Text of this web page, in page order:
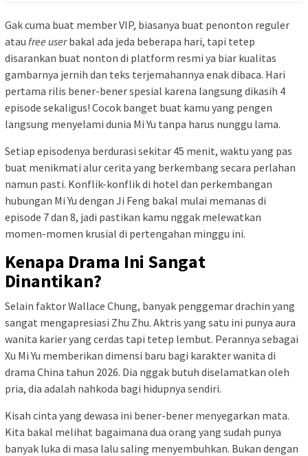
Gak cuma buat member VIP, biasanya buat penonton reguler
atau free userbakal ada jeda beberapa hari, tapi tetep
disarankan buat nonton di platform resmi ya biar kualitas
gambarnya jernih dan teks terjemahannya enak dibaca. Hari
pertama rilis bener-bener spesial karena langsung dikasih 4
episode sekaligus! Cocok banget buat kamu yang pengen
langsung menyelami dunia Mi Yu tanpa harus nunggu lama.
Setiap episodenya berdurasi sekitar 45 menit, waktu yang pas
buat menikmati alur cerita yang berkembang secara perlahan
namun pasti. Konflik-konflik di hotel dan perkembangan
hubungan Mi Yu dengan Ji Feng bakal mulai memanas di
episode 7 dan 8, jadi pastikan kamu nggak melewatkan
momen-momen krusial di pertengahan minggu ini.
Kenapa Drama Ini Sangat
Dinantikan?
Selain faktor Wallace Chung, banyak penggemar drachin yang
sangat mengapresiasi Zhu Zhu. Aktris yang satu ini punya aura
wanita karier yang cerdas tapi tetep lembut. Perannya sebagai
Xu Mi Yu memberikan dimensi baru bagi karakter wanita di
drama China tahun 2026. Dia nggak butuh diselamatkan oleh
pria, dia adalah nahkoda bagi hidupnya sendiri.
Kisah cinta yang dewasa ini bener-bener menyegarkan mata.
Kita bakal melihat bagaimana dua orang yang sudah punya
banyak luka di masa lalu saling menyembuhkan. Bukan dengan